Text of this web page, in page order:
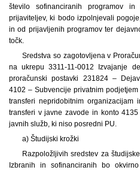
število sofinanciranih programov
prijaviteljev, ki bodo izpolnjevali
in od prijavljenih programov ter
točk.
Sredstva so zagotovljena v
na ukrepu 3311-11-0012 Izvajanje
proračunski postavki 231824 –
4102 – Subvencije privatnim
transferi nepridobitnim
transferi v javne zavode in konto
javnih služb, ki niso posredni PU.
a) Študijski krožki
Razpoložljivih sredstev za
Izbranih in sofinanciranih bo